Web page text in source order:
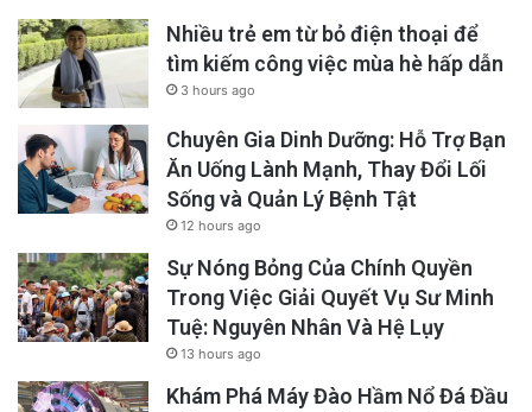
Nhiều trẻ em từ bỏ điện thoại để
tìm kiếm công việc mùa hè hấp dẫn
3 hours ago
Chuyên Gia Dinh Dưỡng: Hỗ Trợ Bạn
Ăn Uống Lành Mạnh, Thay Đổi Lối
Sống và Quản Lý Bệnh Tật
12 hours ago
Sự Nóng Bỏng Của Chính Quyền
Trong Việc Giải Quyết Vụ Sư Minh
Tuệ: Nguyên Nhân Và Hệ Lụy
13 hours ago
Khám Phá Máy Đào Hầm Nổ Đá Đầu